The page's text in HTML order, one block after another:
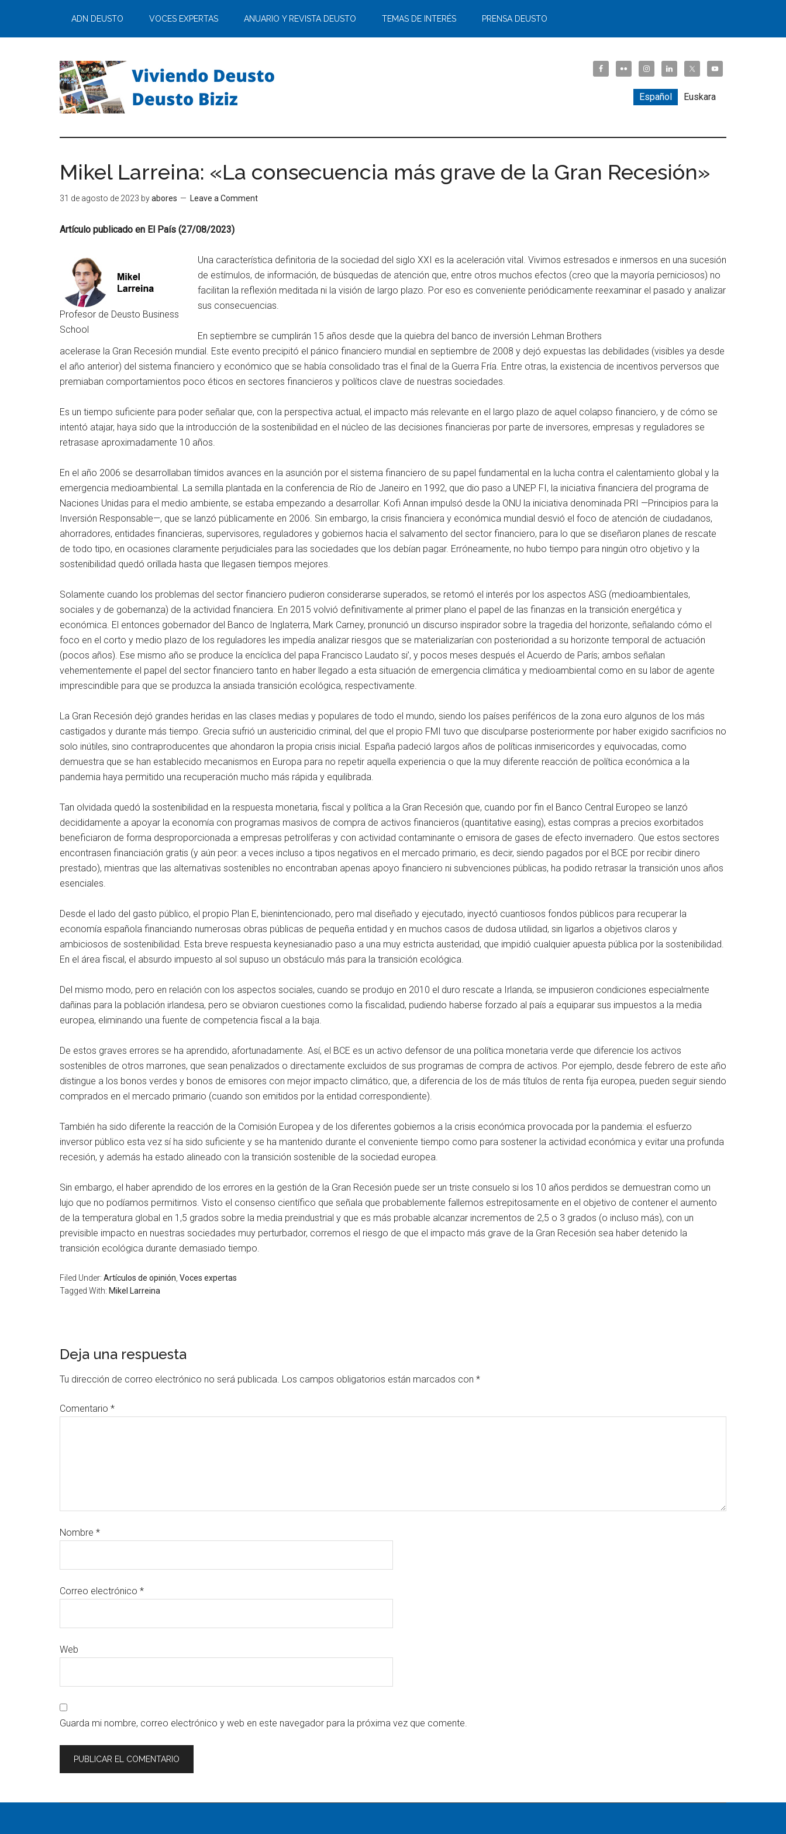
ADN DEUSTO VOCES EXPERTAS ANUARIO Y REVISTA DEUSTO TEMAS DE INTERÉS PRENSA DEUSTO
Español Euskara
Mikel Larreina: «La consecuencia más grave de la Gran Recesión»
31 de agosto de 2023 byabores Leave a Comment
Artículo publicado en El País (27/08/2023)
Profesor de Deusto Business
School
Una característica definitoria de la sociedad del siglo XXI es la aceleración vital. Vivimos estresados e inmersos en una sucesión
de estímulos, de información, de búsquedas de atención que, entre otros muchos efectos (creo que la mayoría perniciosos) no
facilitan la reflexión meditada ni la visión de largo plazo. Por eso es conveniente periódicamente reexaminar el pasado y analizar
sus consecuencias.
En septiembre se cumplirán 15 años desde que la quiebra del banco de inversión Lehman Brothers
acelerase la Gran Recesión mundial. Este evento precipitó el pánico financiero mundial en septiembre de 2008 y dejó expuestas las debilidades (visibles ya desde
el año anterior) del sistema financiero y económico que se había consolidado tras el final de la Guerra Fría. Entre otras, la existencia de incentivos perversos que
premiaban comportamientos poco éticos en sectores financieros y políticos clave de nuestras sociedades.
Es un tiempo suficiente para poder señalar que, con la perspectiva actual, el impacto más relevante en el largo plazo de aquel colapso financiero, y de cómo se
intentó atajar, haya sido que la introducción de la sostenibilidad en el núcleo de las decisiones financieras por parte de inversores, empresas y reguladores se
retrasase aproximadamente 10 años.
En el año 2006 se desarrollaban tímidos avances en la asunción por el sistema financiero de su papel fundamental en la lucha contra el calentamiento global y la
emergencia medioambiental. La semilla plantada en la conferencia de Río de Janeiro en 1992, que dio paso a UNEP FI, la iniciativa financiera del programa de
Naciones Unidas para el medio ambiente, se estaba empezando a desarrollar. Kofi Annan impulsó desde la ONU la iniciativa denominada PRI —Principios para la
Inversión Responsable—, que se lanzó públicamente en 2006. Sin embargo, la crisis financiera y económica mundial desvió el foco de atención de ciudadanos,
ahorradores, entidades financieras, supervisores, reguladores y gobiernos hacia el salvamento del sector financiero, para lo que se diseñaron planes de rescate
de todo tipo, en ocasiones claramente perjudiciales para las sociedades que los debían pagar. Erróneamente, no hubo tiempo para ningún otro objetivo y la
sostenibilidad quedó orillada hasta que llegasen tiempos mejores.
Solamente cuando los problemas del sector financiero pudieron considerarse superados, se retomó el interés por los aspectos ASG (medioambientales,
sociales y de gobernanza) de la actividad financiera. En 2015 volvió definitivamente al primer plano el papel de las finanzas en la transición energética y
económica. El entonces gobernador del Banco de Inglaterra, Mark Carney, pronunció un discurso inspirador sobre la tragedia del horizonte, señalando cómo el
foco en el corto y medio plazo de los reguladores les impedía analizar riesgos que se materializarían con posterioridad a su horizonte temporal de actuación
(pocos años). Ese mismo año se produce la encíclica del papa Francisco Laudato si’, y pocos meses después el Acuerdo de París; ambos señalan
vehementemente el papel del sector financiero tanto en haber llegado a esta situación de emergencia climática y medioambiental como en su labor de agente
imprescindible para que se produzca la ansiada transición ecológica, respectivamente.
La Gran Recesión dejó grandes heridas en las clases medias y populares de todo el mundo, siendo los países periféricos de la zona euro algunos de los más
castigados y durante más tiempo. Grecia sufrió un austericidio criminal, del que el propio FMI tuvo que disculparse posteriormente por haber exigido sacrificios no
solo inútiles, sino contraproducentes que ahondaron la propia crisis inicial. España padeció largos años de políticas inmisericordes y equivocadas, como
demuestra que se han establecido mecanismos en Europa para no repetir aquella experiencia o que la muy diferente reacción de política económica a la
pandemia haya permitido una recuperación mucho más rápida y equilibrada.
Tan olvidada quedó la sostenibilidad en la respuesta monetaria, fiscal y política a la Gran Recesión que, cuando por fin el Banco Central Europeo se lanzó
decididamente a apoyar la economía con programas masivos de compra de activos financieros (quantitative easing), estas compras a precios exorbitados
beneficiaron de forma desproporcionada a empresas petrolíferas y con actividad contaminante o emisora de gases de efecto invernadero. Que estos sectores
encontrasen financiación gratis (y aún peor: a veces incluso a tipos negativos en el mercado primario, es decir, siendo pagados por el BCE por recibir dinero
prestado), mientras que las alternativas sostenibles no encontraban apenas apoyo financiero ni subvenciones públicas, ha podido retrasar la transición unos años
esenciales.
Desde el lado del gasto público, el propio Plan E, bienintencionado, pero mal diseñado y ejecutado, inyectó cuantiosos fondos públicos para recuperar la
economía española financiando numerosas obras públicas de pequeña entidad y en muchos casos de dudosa utilidad, sin ligarlos a objetivos claros y
ambiciosos de sostenibilidad. Esta breve respuesta keynesianadio paso a una muy estricta austeridad, que impidió cualquier apuesta pública por la sostenibilidad.
En el área fiscal, el absurdo impuesto al sol supuso un obstáculo más para la transición ecológica.
Del mismo modo, pero en relación con los aspectos sociales, cuando se produjo en 2010 el duro rescate a Irlanda, se impusieron condiciones especialmente
dañinas para la población irlandesa, pero se obviaron cuestiones como la fiscalidad, pudiendo haberse forzado al país a equiparar sus impuestos a la media
europea, eliminando una fuente de competencia fiscal a la baja.
De estos graves errores se ha aprendido, afortunadamente. Así, el BCE es un activo defensor de una política monetaria verde que diferencie los activos
sostenibles de otros marrones, que sean penalizados o directamente excluidos de sus programas de compra de activos. Por ejemplo, desde febrero de este año
distingue a los bonos verdes y bonos de emisores con mejor impacto climático, que, a diferencia de los de más títulos de renta fija europea, pueden seguir siendo
comprados en el mercado primario (cuando son emitidos por la entidad correspondiente).
También ha sido diferente la reacción de la Comisión Europea y de los diferentes gobiernos a la crisis económica provocada por la pandemia: el esfuerzo
inversor público esta vez sí ha sido suficiente y se ha mantenido durante el conveniente tiempo como para sostener la actividad económica y evitar una profunda
recesión, y además ha estado alineado con la transición sostenible de la sociedad europea.
Sin embargo, el haber aprendido de los errores en la gestión de la Gran Recesión puede ser un triste consuelo si los 10 años perdidos se demuestran como un
lujo que no podíamos permitirnos. Visto el consenso científico que señala que probablemente fallemos estrepitosamente en el objetivo de contener el aumento
de la temperatura global en 1,5 grados sobre la media preindustrial y que es más probable alcanzar incrementos de 2,5 o 3 grados (o incluso más), con un
previsible impacto en nuestras sociedades muy perturbador, corremos el riesgo de que el impacto más grave de la Gran Recesión sea haber detenido la
transición ecológica durante demasiado tiempo.
Filed Under: Artículos de opinión Voces expertas
Tagged With: Mikel Larreina
Deja una respuesta
Tu dirección de correo electrónico no será publicada. Los campos obligatorios están marcados con *
Comentario *
Nombre *
Correo electrónico *
Web
Guarda mi nombre, correo electrónico y web en este navegador para la próxima vez que comente.